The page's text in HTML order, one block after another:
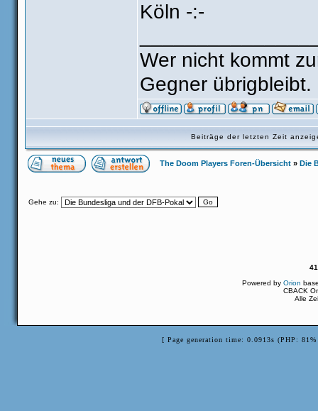
Köln -:-
Wer nicht kommt
Gegner übrigbleibt.
Beiträge der letzten Zeit
The Doom Players Foren-Übersicht » Die
Gehe zu:
Powered by Orion
CBACK
Alle
[ Page generation time: 0.0913s (PHP: